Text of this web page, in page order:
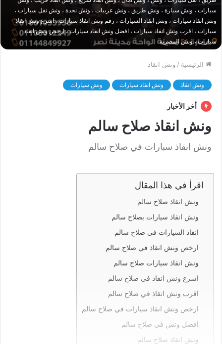
سيارات ، ونش سيارة ، ونش طريق ، ونش عربيات ، ونش نجدة ، ونش نقل سيارات ،
ونش انقاذ سيارات ، ونش انقاذ السيارات ، رقم ونش انقاذ سيارات ، اسرع ونش انقاذ
سيارات ، اقرب ونش انقاذ سيارات ، افضل ونش انقاذ سيارات ، ارخص ونش انقاذ
سيارات ، ونش المصرية
الرئيسية / ونش انقاذ
ونش انقاذ ونش انقاذ سيارات ونش سيارات
أخر الأخبار
ونش انقاذ صلاح سالم
ونش انقاذ سيارات في صلاح سالم
اقرأ في هذا المقال
ونش انقاذ صلاح سالم
ونش انقاذ سيارات بصلاح سالم
انقاذ السيارات في صلاح سالم
ارخص ونش انقاذ في صلاح سالم
ونش انقاذ سيارات صلاح سالم
اسرع ونش انقاذ في صلاح سالم
اقرب ونش انقاذ في صلاح سالم
ارخص ونش انقاذ سيارات في صلاح سالم
افضل ونش في صلاح سالم
ونش انقاذ صلاح سالم